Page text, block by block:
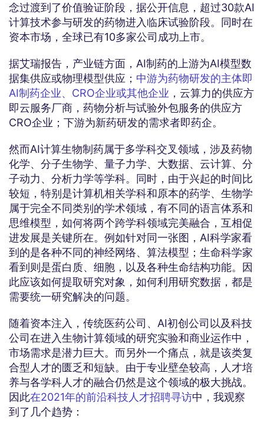
念过渡到了价值验证阶段，据公开信息，超过30款AI
计算技术参与研发的药物进入临床试验阶段。同时在
资本市场，全球已有10多家公司成功上市。
据艾瑞报告，产业链方面，AI制药的上游为AI模型数
据集供应或物理模型供应； 中游为药物研发的主体即
AI制药企业、CRO企业或其他企业 ，云算力的供应方
即云服务厂商，药物分析与试验外包服务的供应方
CRO企业；下游为新药研发的需求者即药企。
然而AI计算生物制药属于多学科交叉领域，涉及药物
化学、分子生物学、量子力学、大数据、云计算、分
子动力、分析力学等学科。同时，由于兴起的时间比
较短，特别是计算机相关学科和原本的药学、生物学
属于完全不同类别的学术领域，有不同的语言体系和
思维模型，如何将两个跨学科领域完美融合，互相促
进发展是关键所在。例如针对同一张图，AI科学家看
到的是各种不同的神经网络、算法模型；生命科学家
看到则是蛋白质、细胞，以及各种生命结构功能。因
此应该如何提取研究对象，如何利用研究数据，都是
需要统一研究解决的问题。
随着资本注入，传统医药公司、AI初创公司以及科技
公司在进入生物计算领域的研究实验和商业运作中，
市场需求是潜力巨大。而另外一个痛点，就是该类复
合型人才的匮乏和短缺。由于专业壁垒较高，人才培
养与各学科人才的融合仍然是这个领域的极大挑战。
因此在2021年的前沿科技人才招聘寻访中，我观察
到了几个趋势：